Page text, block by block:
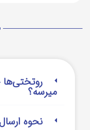
میرسه؟
نحوه